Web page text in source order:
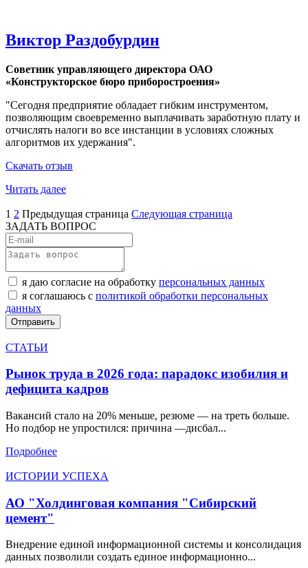
Виктор Раздобурдин
Советник управляющего директора ОАО
«Конструкторское бюро приборостроения»
"Сегодня предприятие обладает гибким инструментом,
позволяющим своевременно выплачивать заработную плату и
отчислять налоги во все инстанции в условиях сложных
алгоритмов их удержания".
Скачать отзыв
Читать далее
1 2 Предыдущая страница Следующая страница
ЗАДАТЬ ВОПРОС
я даю согласие на обработку персональных данных
я соглашаюсь с политикой обработки персональных
данных
СТАТЬИ
Рынок труда в 2026 года: парадокс изобилия и
дефицита кадров
Вакансий стало на 20% меньше, резюме — на треть больше.
Но подбор не упростился: причина —дисбал...
Подробнее
ИСТОРИИ УСПЕХА
АО "Холдинговая компания "Сибирский
цемент"
Внедрение единой информационной системы и консолидация
данных позволили создать единое информационно...